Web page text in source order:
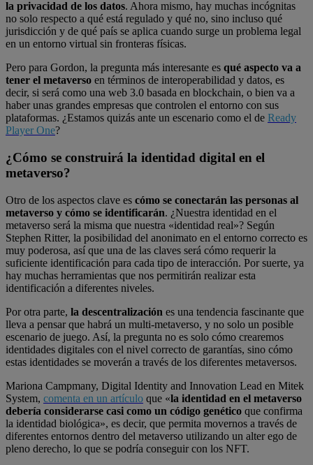
la privacidad de los datos. Ahora mismo, hay muchas incógnitas
no solo respecto a qué está regulado y qué no, sino incluso qué
jurisdicción y de qué país se aplica cuando surge un problema legal
en un entorno virtual sin fronteras físicas.
Pero para Gordon, la pregunta más interesante es qué aspecto va a
tener el metaverso en términos de interoperabilidad y datos, es
decir, si será como una web 3.0 basada en blockchain, o bien va a
haber unas grandes empresas que controlen el entorno con sus
plataformas. ¿Estamos quizás ante un escenario como el de Ready
Player One?
¿Cómo se construirá la identidad digital en el
metaverso?
Otro de los aspectos clave es cómo se conectarán las personas al
metaverso y cómo se identificarán. ¿Nuestra identidad en el
metaverso será la misma que nuestra «identidad real»? Según
Stephen Ritter, la posibilidad del anonimato en el entorno correcto es
muy poderosa, así que una de las claves será cómo requerir la
suficiente identificación para cada tipo de interacción. Por suerte, ya
hay muchas herramientas que nos permitirán realizar esta
identificación a diferentes niveles.
Por otra parte, la descentralización es una tendencia fascinante que
lleva a pensar que habrá un multi-metaverso, y no solo un posible
escenario de juego. Así, la pregunta no es solo cómo crearemos
identidades digitales con el nivel correcto de garantías, sino cómo
estas identidades se moverán a través de los diferentes metaversos.
Mariona Campmany, Digital Identity and Innovation Lead en Mitek
System, comenta en un artículo que «la identidad en el metaverso
debería considerarse casi como un código genético que confirma
la identidad biológica», es decir, que permita movernos a través de
diferentes entornos dentro del metaverso utilizando un alter ego de
pleno derecho, lo que se podría conseguir con los NFT.